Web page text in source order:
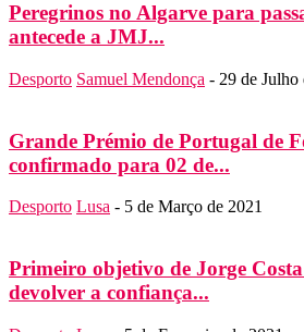
Peregrinos no Algarve para
antecede a JMJ...
Desporto Samuel Mendonça - 29 de Julho
Grande Prémio de Portugal de
confirmado para 02 de...
Desporto Lusa - 5 de Março de 2021
Primeiro objetivo de Jorge
devolver a confiança...